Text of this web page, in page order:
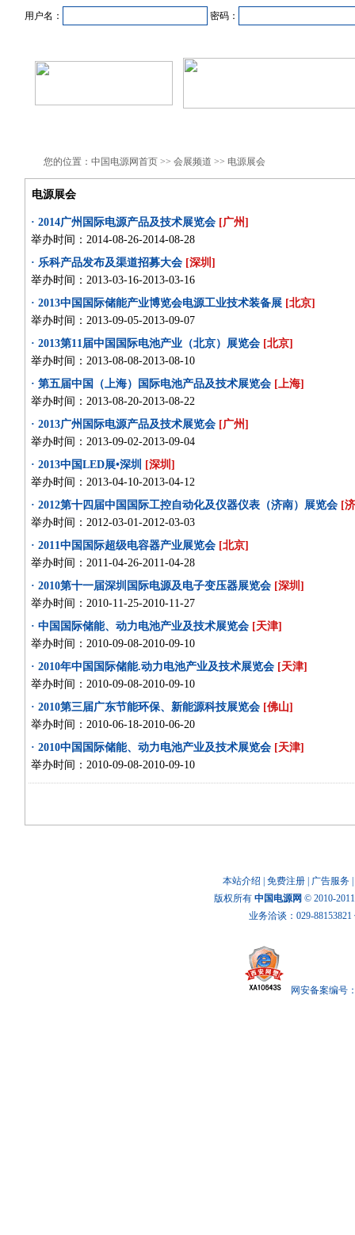
用户名： 密码：
您的位置：中国电源网首页 >> 会展频道 >> 电源展会
电源展会
· 2014广州国际电源产品及技术展览会 [广州]
举办时间：2014-08-26-2014-08-28
· 乐科产品发布及渠道招募大会 [深圳]
举办时间：2013-03-16-2013-03-16
· 2013中国国际储能产业博览会电源工业技术装备展 [北京]
举办时间：2013-09-05-2013-09-07
· 2013第11届中国国际电池产业（北京）展览会 [北京]
举办时间：2013-08-08-2013-08-10
· 第五届中国（上海）国际电池产品及技术展览会 [上海]
举办时间：2013-08-20-2013-08-22
· 2013广州国际电源产品及技术展览会 [广州]
举办时间：2013-09-02-2013-09-04
· 2013中国LED展•深圳
[深圳]
举办时间：2013-04-10-2013-04-12
· 2012第十四届中国国际工控自动化及仪器仪表（济南）展览会 [
举办时间：2012-03-01-2012-03-03
· 2011中国国际超级电容器产业展览会 [北京]
举办时间：2011-04-26-2011-04-28
· 2010第十一届深圳国际电源及电子变压器展览会 [深圳]
举办时间：2010-11-25-2010-11-27
· 中国国际储能、动力电池产业及技术展览会 [天津]
举办时间：2010-09-08-2010-09-10
· 2010年中国国际储能.动力电池产业及技术展览会 [天津]
举办时间：2010-09-08-2010-09-10
· 2010第三届广东节能环保、新能源科技展览会 [佛山]
举办时间：2010-06-18-2010-06-20
· 2010中国国际储能、动力电池产业及技术展览会 [天津]
举办时间：2010-09-08-2010-09-10
本站介绍 免费注册 广告服务
版权所有 中国电源网 © 2010-
业务洽谈：029-
网安备案编号